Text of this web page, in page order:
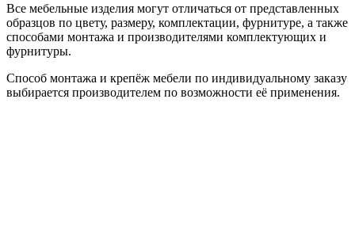
Все мебельные изделия могут отличаться от представленных
образцов по цвету, размеру, комплектации, фурнитуре, а также
способами монтажа и производителями комплектующих и
фурнитуры.
Способ монтажа и крепёж мебели по индивидуальному заказу
выбирается производителем по возможности её применения.